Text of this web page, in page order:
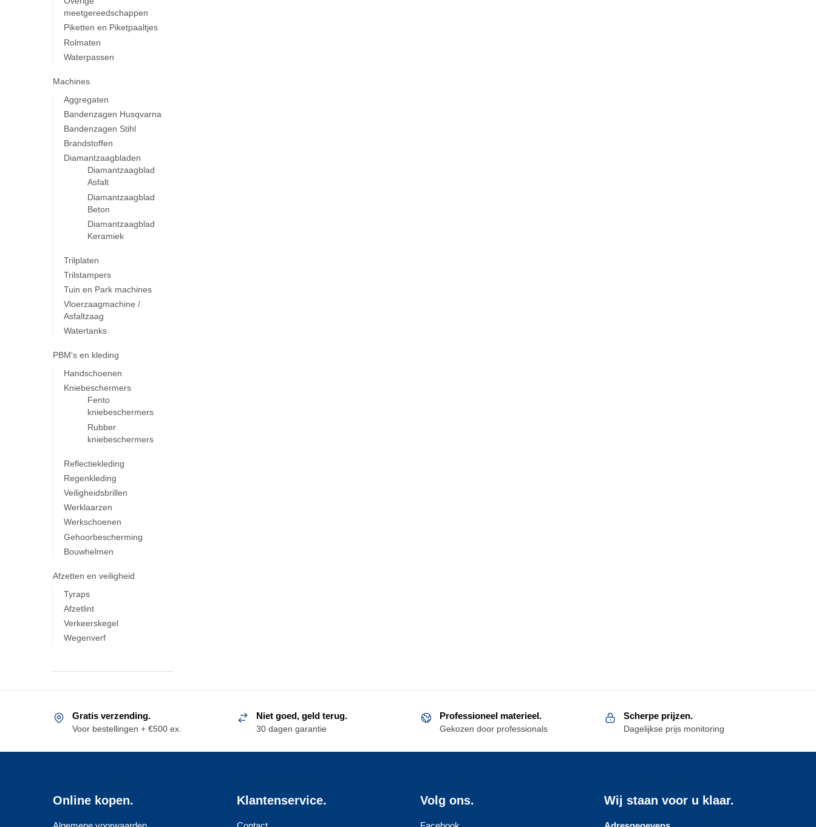
meetgereedschappen
Piketten en Piketpaaltjes
Rolmaten
Waterpassen
Machines
Aggregaten
Bandenzagen Husqvarna
Bandenzagen Stihl
Brandstoffen
Diamantzaagbladen
Diamantzaagblad
Asfalt
Diamantzaagblad
Beton
Diamantzaagblad
Keramiek
Trilplaten
Trilstampers
Tuin en Park machines
Vloerzaagmachine /
Asfaltzaag
Watertanks
PBM's en kleding
Handschoenen
Kniebeschermers
Fento
kniebeschermers
Rubber
kniebeschermers
Reflectiekleding
Regenkleding
Veiligheidsbrillen
Werklaarzen
Werkschoenen
Gehoorbescherming
Bouwhelmen
Afzetten en veiligheid
Tyraps
Afzetlint
Verkeerskegel
Wegenverf
Gratis verzending.
Voor bestellingen + €500 ex.
Niet goed, geld terug.
30 dagen garantie
Professioneel materieel.
Gekozen door professionals
Scherpe prijzen.
Dagelijkse prijs monitoring
Online kopen. Klantenservice. Volg ons. Wij staan voor u klaar.